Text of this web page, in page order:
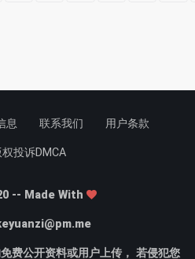
息 联系我们 用户条款
权投诉DMCA
-- Made With
费公开资料或用户上传， 若侵犯您